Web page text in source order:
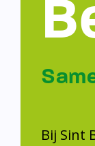
Bij Sint